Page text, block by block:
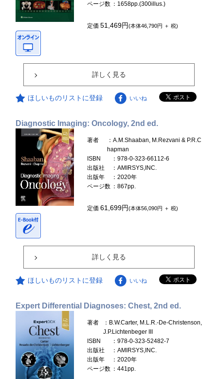
ページ数 ：1658pp.(300illus.)
定価51,469円(本体46,790円 ＋ 税)
詳しく見る
ほしいものリストに登録 いいね
Diagnostic Imaging: Oncology, 2nd ed.
著者
：A.M.Shaaban, M.Rezvani & P.R.C
hapman
ISBN
：978-0-323-66112-6
出版社
：AMIRSYS,INC.
出版年
：2020年
ページ数 ：867pp.
定価61,699円(本体56,090円 ＋ 税)
詳しく見る
ほしいものリストに登録 いいね
Expert Differential Diagnoses: Chest, 2nd ed.
著者
：B.W.Carter, M.L.R.-De-Christenson,
J.P.Lichtenbeger III
ISBN
：978-0-323-52482-7
出版社
：AMIRSYS,INC.
出版年
：2020年
ページ数 ：441pp.